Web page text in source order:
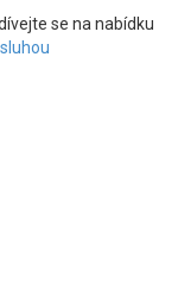
se na nabídku